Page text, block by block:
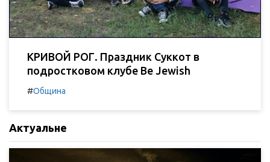
КРИВОЙ РОГ. Праздник Суккот в
подростковом клубе Be Jewish
#Община
Актуальне